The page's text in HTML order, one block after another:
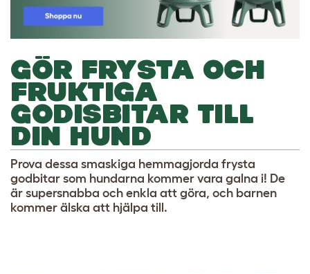
GÖR FRYSTA OCH
FRUKTIGA
GODISBITAR TILL
DIN HUND
Prova dessa smaskiga hemmagjorda frysta
godbitar som hundarna kommer vara galna i! De
är supersnabba och enkla att göra, och barnen
kommer älska att hjälpa till.